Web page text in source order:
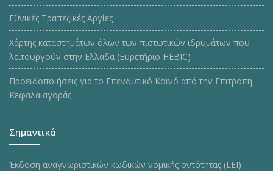
Εθνικές Τραπεζικές Αργίες
Χάρτης καταστημάτων όλων των πιστωτικών ιδρυμάτων που
λειτουργούν στην Ελλάδα (Ευρετήριο HEBIC)
Προειδοποιήσεις για το Επενδυτικό Κοινό από την Επιτροπή
Κεφαλαιαγοράς
Σημαντικά
Έκδοση αναγνωριστικών κωδικών νομικής οντότητας (LEI)